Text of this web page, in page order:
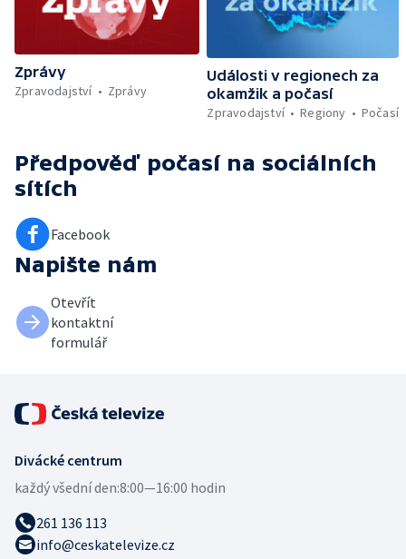
Zprávy
Zpravodajství
Zprávy
Události v regionech za
okamžik a počasí
Zpravodajství
Regiony Počasí
Předpověď počasí na sociálních
sítích
Facebook
Napište nám
Otevřít
kontaktní
formulář
Divácké centrum
každý všední den:8:00—16:00 hodin
261 136 113
info@ceskatelevize.cz